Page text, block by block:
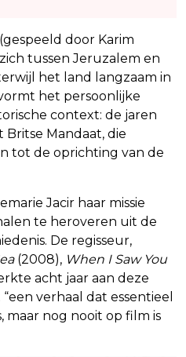
door Karim
tussen Jeruzalem en
het land langzaam in
het persoonlijke
context: de jaren
Mandaat, die
tot de oprichting van de
Jacir haar missie
te heroveren uit de
De regisseur,
(2008), When I Saw You
acht jaar aan deze
“een verhaal dat essentieel
maar nog nooit op film is